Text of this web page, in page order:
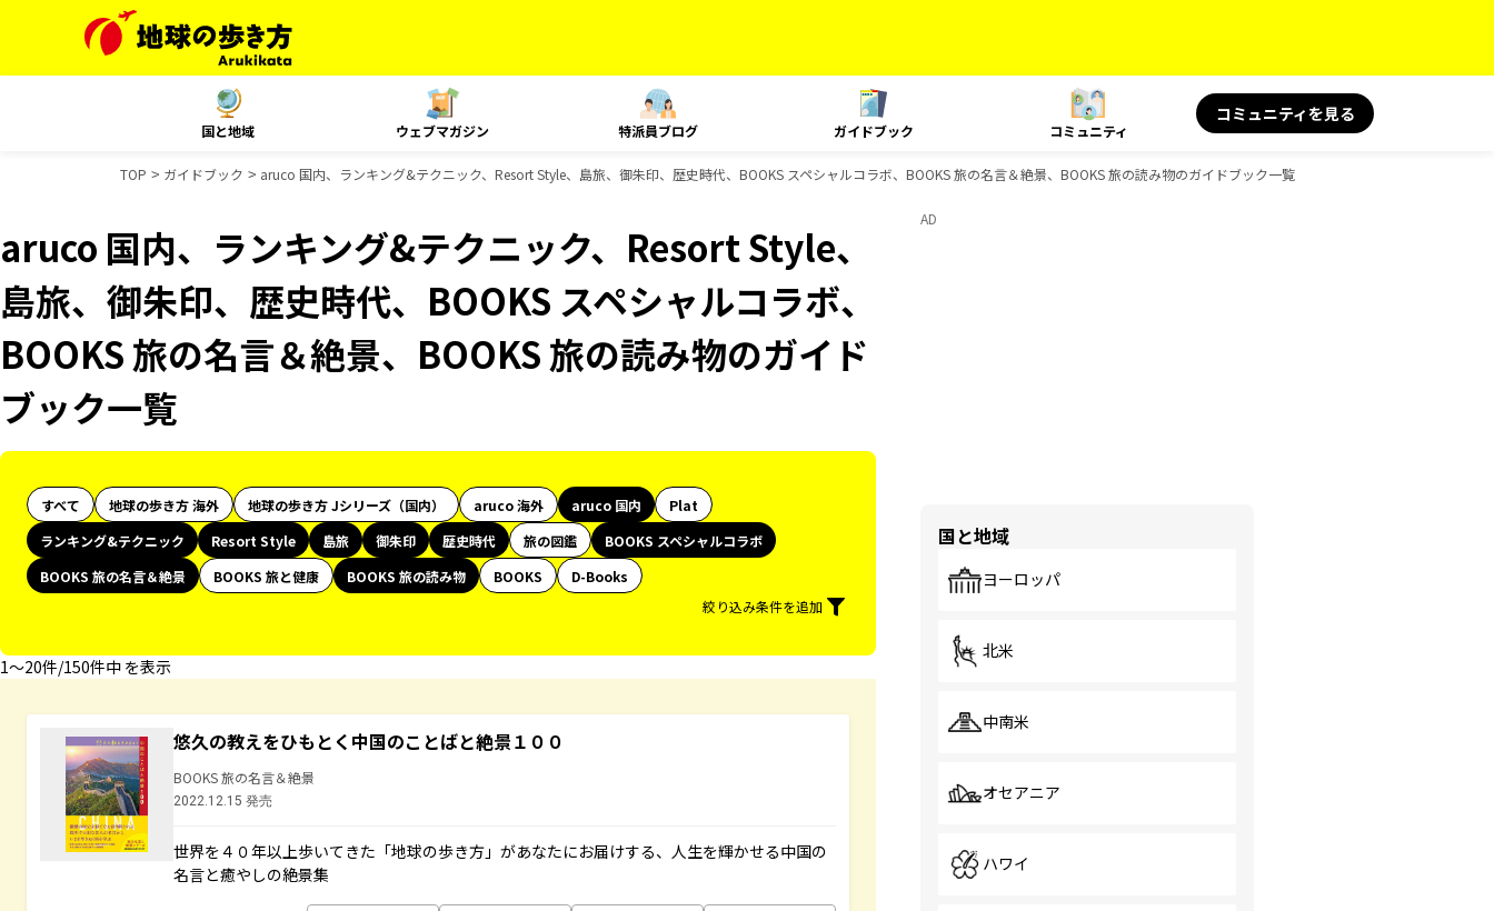
国と地域 ウェブマガジン 特派員ブログ ガイドブック コミュニティ
コミュニティを見る
TOP ガイドブック aruco 国内、ランキング&テクニック、Resort Style、島旅、御朱印、歴史時代、BOOKS スペシャルコラボ、BOOKS 旅の名言＆絶景、BOOKS 旅の読み物のガイドブック一覧
aruco 国内、ランキング&テクニック、Resort Style、
島旅、御朱印、歴史時代、BOOKS スペシャルコラボ、
BOOKS 旅の名言＆絶景、BOOKS 旅の読み物のガイド
ブック一覧
すべて 地球の歩き方 海外 地球の歩き方 Jシリーズ（国内） aruco 海外 aruco 国内
Plat
ランキング&テクニック
Resort Style 島旅 御朱印 歴史時代 旅の図鑑
BOOKS スペシャルコラボ
BOOKS 旅の名言＆絶景
BOOKS 旅と健康 BOOKS 旅の読み物 BOOKS
D-Books
絞り込み条件を追加
1〜20件/150件中 を表示
悠久の教えをひもとく中国のことばと絶景１００
BOOKS 旅の名言＆絶景
2022.12.15 発売
世界を４０年以上歩いてきた「地球の歩き方」があなたにお届けする、人生を輝かせる中国の
名言と癒やしの絶景集
AD
国と地域
ヨーロッパ
北米
中南米
オセアニア
ハワイ